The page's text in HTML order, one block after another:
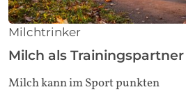
Milchtrinker
Milch als Trainingspartner
Milch kann im Sport punkten